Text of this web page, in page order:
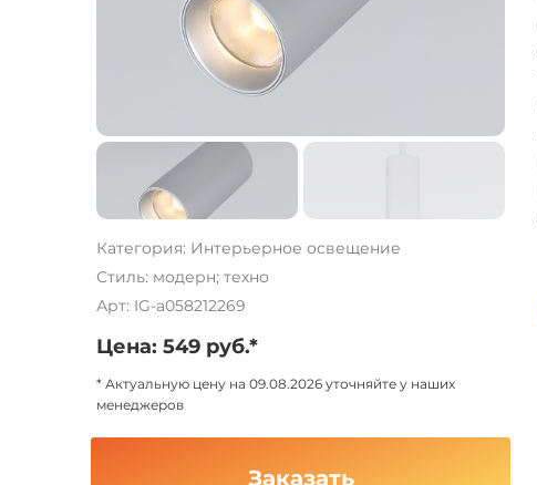
Категория: Интерьерное освещение
Стиль: модерн; техно
Арт: IG-a058212269
Цена: 549 руб.*
* Актуальную цену на 09.08.2026 уточняйте у наших
менеджеров
Заказать